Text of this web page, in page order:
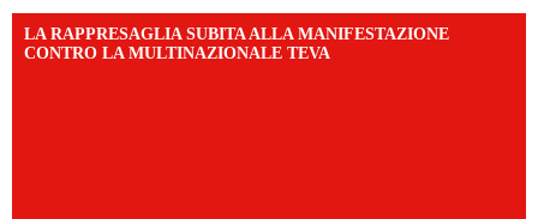
LA RAPPRESAGLIA SUBITA ALLA MANIFESTAZIONE
CONTRO LA MULTINAZIONALE TEVA